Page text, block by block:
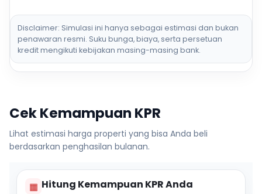
Disclaimer: Simulasi ini hanya sebagai estimasi dan bukan
penawaran resmi. Suku bunga, biaya, serta persetuan
kredit mengikuti kebijakan masing-masing bank.
Cek Kemampuan KPR
Lihat estimasi harga properti yang bisa Anda beli
berdasarkan penghasilan bulanan.
▦ Hitung Kemampuan KPR Anda